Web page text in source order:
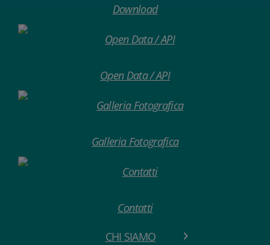
Download
Open Data / API
Galleria Fotografica
Contatti
CHI SIAMO